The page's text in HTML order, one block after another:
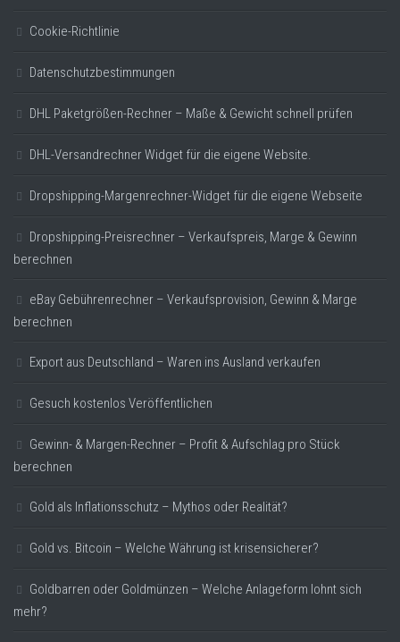
Cookie-Richtlinie
Datenschutzbestimmungen
DHL Paketgrößen-Rechner – Maße & Gewicht schnell prüfen
DHL-Versandrechner Widget für die eigene Website.
Dropshipping-Margenrechner-Widget für die eigene Webseite
Dropshipping-Preisrechner – Verkaufspreis, Marge & Gewinn
berechnen
eBay Gebührenrechner – Verkaufsprovision, Gewinn & Marge
berechnen
Export aus Deutschland – Waren ins Ausland verkaufen
Gesuch kostenlos Veröffentlichen
Gewinn- & Margen-Rechner – Profit & Aufschlag pro Stück
berechnen
Gold als Inflationsschutz – Mythos oder Realität?
Gold vs. Bitcoin – Welche Währung ist krisensicherer?
Goldbarren oder Goldmünzen – Welche Anlageform lohnt sich
mehr?